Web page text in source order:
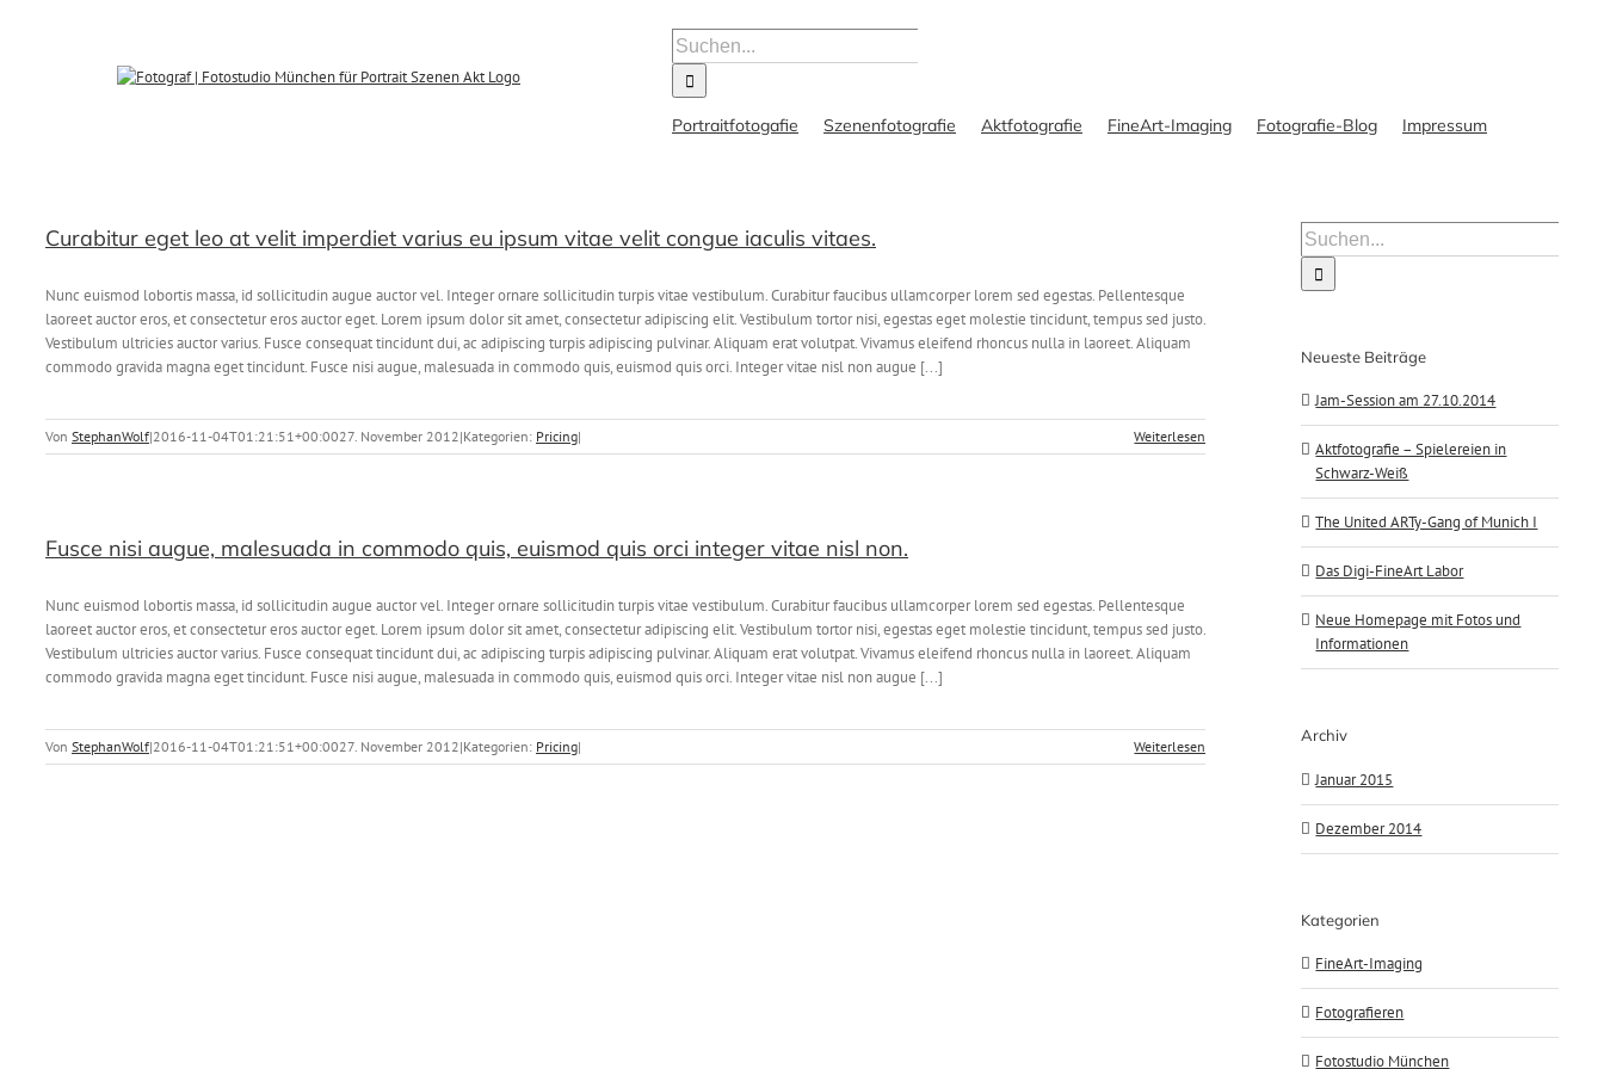
Suche
nach:
Portraitfotogafie Szenenfotografie Aktfotografie FineArt-Imaging Fotografie-Blog Impressum
Curabitur eget leo at velit imperdiet varius eu ipsum vitae velit congue iaculis vitaes.
Nunc euismod lobortis massa, id sollicitudin augue auctor vel. Integer ornare sollicitudin turpis vitae vestibulum. Curabitur faucibus ullamcorper lorem sed egestas. Pellentesque
laoreet auctor eros, et consectetur eros auctor eget. Lorem ipsum dolor sit amet, consectetur adipiscing elit. Vestibulum tortor nisi, egestas eget molestie tincidunt, tempus sed justo.
Vestibulum ultricies auctor varius. Fusce consequat tincidunt dui, ac adipiscing turpis adipiscing pulvinar. Aliquam erat volutpat. Vivamus eleifend rhoncus nulla in laoreet. Aliquam
commodo gravida magna eget tincidunt. Fusce nisi augue, malesuada in commodo quis, euismod quis orci. Integer vitae nisl non augue [...]
Von StephanWolf|2016-11-04T01:21:51+00:0027. November 2012|Kategorien: Pricing| Weiterlesen
Fusce nisi augue, malesuada in commodo quis, euismod quis orci integer vitae nisl non.
Nunc euismod lobortis massa, id sollicitudin augue auctor vel. Integer ornare sollicitudin turpis vitae vestibulum. Curabitur faucibus ullamcorper lorem sed egestas. Pellentesque
laoreet auctor eros, et consectetur eros auctor eget. Lorem ipsum dolor sit amet, consectetur adipiscing elit. Vestibulum tortor nisi, egestas eget molestie tincidunt, tempus sed justo.
Vestibulum ultricies auctor varius. Fusce consequat tincidunt dui, ac adipiscing turpis adipiscing pulvinar. Aliquam erat volutpat. Vivamus eleifend rhoncus nulla in laoreet. Aliquam
commodo gravida magna eget tincidunt. Fusce nisi augue, malesuada in commodo quis, euismod quis orci. Integer vitae nisl non augue [...]
Von StephanWolf|2016-11-04T01:21:51+00:0027. November 2012|Kategorien: Pricing| Weiterlesen
Suche
nach:
Neueste Beiträge
Jam-Session am 27.10.2014
Aktfotografie – Spielereien in
Schwarz-Weiß
The United ARTy-Gang of Munich I
Das Digi-FineArt Labor
Neue Homepage mit Fotos und
Informationen
Archiv
Januar 2015
Dezember 2014
Kategorien
FineArt-Imaging
Fotografieren
Fotostudio München